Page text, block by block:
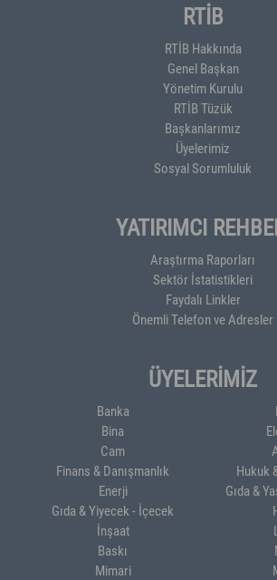
RTİB
RTİB Hakkında
Genel Başkan
Yönetim Kurulu
RTİB Tüzük
Başkanlarımız
Üyelerimiz
Sosyal Sorumluluk
YATIRIMCI
Araştırma Raporları
Sektör İstatistikleri
Faydalı Linkler
Önemli Telefon ve Adresler
ÜYELERİMİZ
Banka
Bina
Cam
Finans & Danışmanlık
Hukuk
Enerji
Gıda &
Gıda & Yiyecek - İçecek
İnşaat
Baskı
Mimari